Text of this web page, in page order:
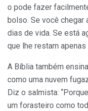
o pode fazer
bolso. Se você chegar
dias de vida. Se está
que lhe restam
A Bíblia também
como uma nuvem
Diz o salmista:
um forasteiro como